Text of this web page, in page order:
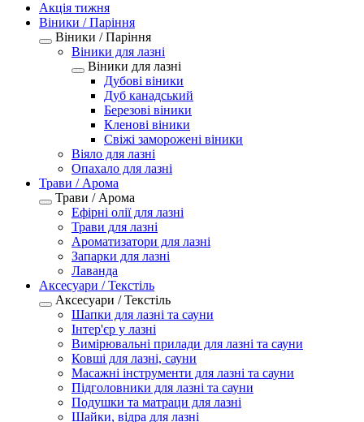
Акція тижня
Віники / Паріння
Віники / Паріння
Віники для лазні
Віники для лазні
Дубові віники
Дуб канадський
Березові віники
Кленові віники
Свіжі заморожені віники
Віяло для лазні
Опахало для лазні
Трави / Арома
Трави / Арома
Ефірні олії для лазні
Трави для лазні
Ароматизатори для лазні
Запарки для лазні
Лаванда
Аксесуари / Текстіль
Аксесуари / Текстіль
Шапки для лазні та сауни
Інтер'єр у лазні
Вимірювальні прилади для лазні та сауни
Ковші для лазні, сауни
Масажні інструменти для лазні та сауни
Підголовники для лазні та сауни
Подушки та матраци для лазні
Шайки, відра для лазні